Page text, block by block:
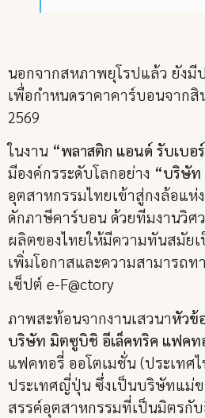
นอกจากสหภาพยุโรปแล้ว ยังมี
เพื่อกำหนดราคาคาร์บอนจากสิ
2569
ในงาน “พลาสติก แอนด์ รับเบอ
มีองค์กรระดับโลกอย่าง “บริษัท
อุตสาหกรรมไทยเข้าสู่กงล้อแ
ดักภาษีคาร์บอน ด้วยทีมงานวิศ
ผลิตของไทยให้มีความทันสมัย
เพิ่มโอกาสและความสามารถท
เซ็ปต์ e-F@ctory
ภาพสะท้อนจากงานเสวนาหัวข้
บริษัท มิตซูบิชิ อีเล็คทริค แฟคท
แฟคทอรี่ ออโตเมชั่น (ประเทศ
ประเทศญี่ปุ่น ซึ่งเป็นบริษัทแม่ข
สรรค์อุตสาหกรรมที่เป็นมิตรกั